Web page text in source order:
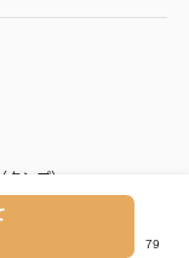
ンプ）